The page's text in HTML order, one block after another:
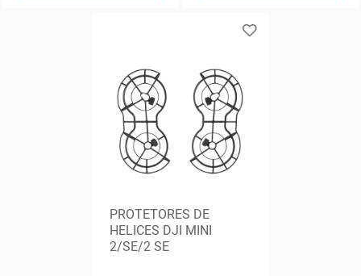
PROTETORES DE
HELICES DJI MINI
2/SE/2 SE